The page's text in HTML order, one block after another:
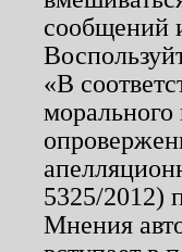
сообщений
«В
5325/2012)
Мнения